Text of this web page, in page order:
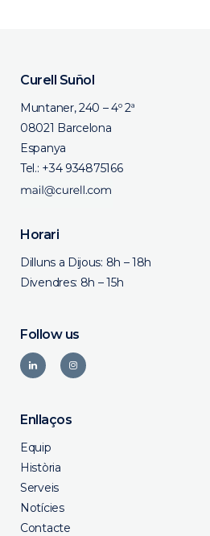
Curell Suñol
Muntaner, 240 – 4º 2ª
08021 Barcelona
Espanya
Tel.: +34 934875166
Horari
Dilluns a Dijous: 8h – 18h
Divendres: 8h – 15h
Follow us
Enllaços
Equip
Història
Serveis
Notícies
Contacte